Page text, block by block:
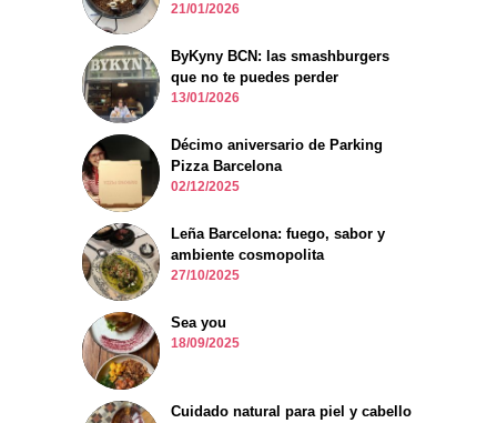
21/01/2026
ByKyny BCN: las smashburgers
que no te puedes perder
13/01/2026
Décimo aniversario de Parking
Pizza Barcelona
02/12/2025
Leña Barcelona: fuego, sabor y
ambiente cosmopolita
27/10/2025
Sea you
18/09/2025
Cuidado natural para piel y cabello